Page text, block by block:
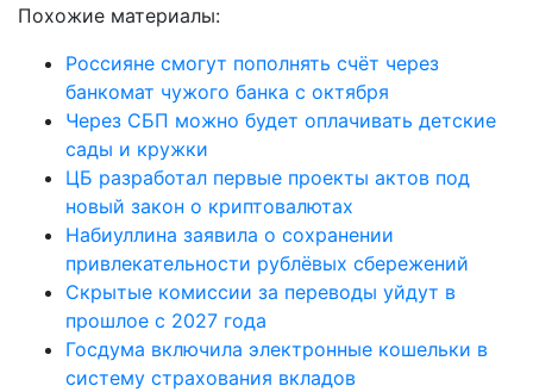
Похожие материалы:
Россияне смогут пополнять счёт через
банкомат чужого банка с октября
Через СБП можно будет оплачивать детские
сады и кружки
ЦБ разработал первые проекты актов под
новый закон о криптовалютах
Набиуллина заявила о сохранении
привлекательности рублёвых сбережений
Скрытые комиссии за переводы уйдут в
прошлое с 2027 года
Госдума включила электронные кошельки в
систему страхования вкладов